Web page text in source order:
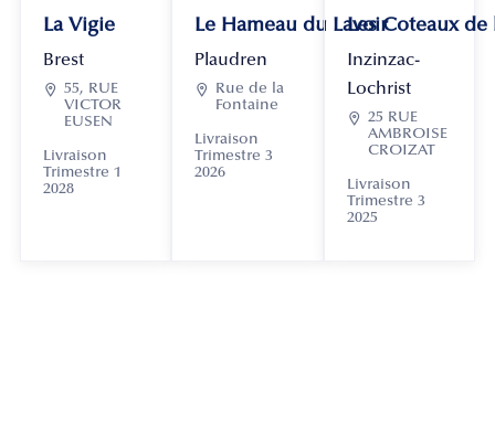
La Vigie
Brest
 55, RUE
VICTOR
EUSEN
Livraison
Trimestre 1
2028
Le Hameau du Lavoir
Plaudren

Rue de la
Fontaine
Livraison
Trimestre 3
2026
Les Coteaux
Inzinzac-
Lochrist
 25 RUE
AMBROISE
CROIZAT
Livraison
Trimestre 3
2025